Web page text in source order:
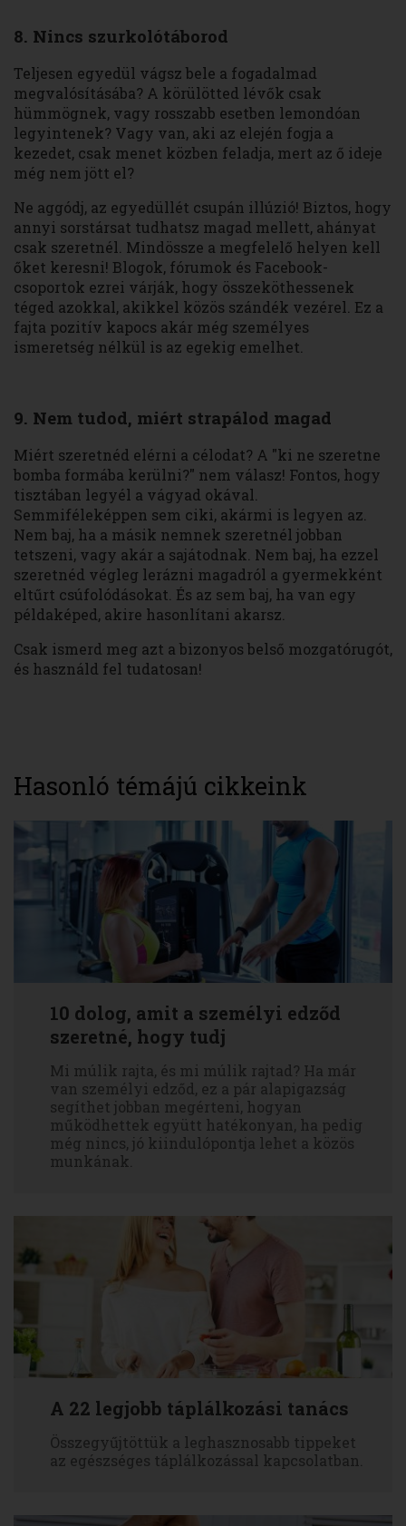
8. Nincs szurkolótáborod
Teljesen egyedül vágsz bele a fogadalmad
megvalósításába? A körülötted lévők csak
hümmögnek, vagy rosszabb esetben lemondóan
legyintenek? Vagy van, aki az elején fogja a
kezedet, csak menet közben feladja, mert az ő ideje
még nem jött el?
Ne aggódj, az egyedüllét csupán illúzió! Biztos, hogy
annyi sorstársat tudhatsz magad mellett, ahányat
csak szeretnél. Mindössze a megfelelő helyen kell
őket keresni! Blogok, fórumok és Facebook-
csoportok ezrei várják, hogy összeköthessenek
téged azokkal, akikkel közös szándék vezérel. Ez a
fajta pozitív kapocs akár még személyes
ismeretség nélkül is az egekig emelhet.
9. Nem tudod, miért strapálod magad
Miért szeretnéd elérni a célodat? A "ki ne szeretne
bomba formába kerülni?" nem válasz! Fontos, hogy
tisztában legyél a vágyad okával.
Semmiféleképpen sem ciki, akármi is legyen az.
Nem baj, ha a másik nemnek szeretnél jobban
tetszeni, vagy akár a sajátodnak. Nem baj, ha ezzel
szeretnéd végleg lerázni magadról a gyermekként
eltűrt csúfolódásokat. És az sem baj, ha van egy
példaképed, akire hasonlítani akarsz.
Csak ismerd meg azt a bizonyos belső mozgatórugót,
és használd fel tudatosan!
Hasonló témájú cikkeink
10 dolog, amit a személyi edződ
szeretné, hogy tudj
Mi múlik rajta, és mi múlik rajtad? Ha már
van személyi edződ, ez a pár alapigazság
segíthet jobban megérteni, hogyan
működhettek együtt hatékonyan, ha pedig
még nincs, jó kiindulópontja lehet a közös
munkának.
A 22 legjobb táplálkozási tanács
Összegyűjtöttük a leghasznosabb tippeket
az egészséges táplálkozással kapcsolatban.